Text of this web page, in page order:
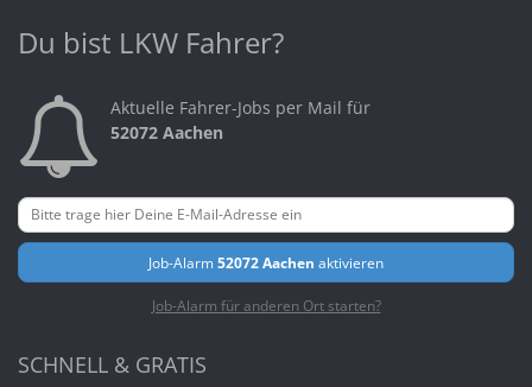
Du bist LKW Fahrer?
Aktuelle Fahrer-Jobs per Mail für
52072 Aachen
Job-Alarm52072 Aachen aktivieren
Job-Alarm für anderen Ort starten?
SCHNELL & GRATIS